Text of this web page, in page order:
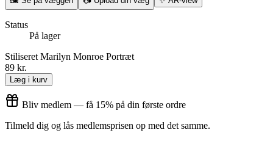
Status
På lager
Stiliseret Marilyn Monroe Portræt
89 kr.
Læg i kurv
Bliv medlem — få 15% på din første ordre
Tilmeld dig og lås medlemsprisen op med det samme.